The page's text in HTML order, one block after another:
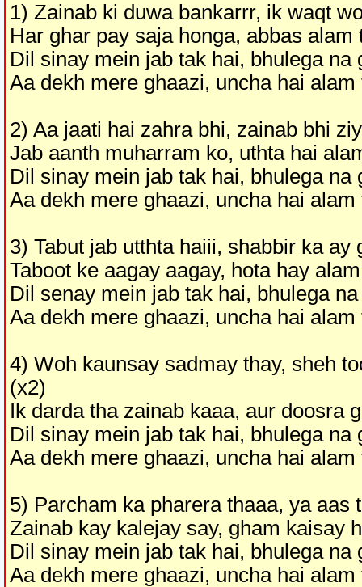
1) Zainab ki duwa bankarrr, ik waqt
Har ghar pay saja honga, abbas alam
Dil sinay mein jab tak hai, bhulega na
Aa dekh mere ghaazi, uncha hai
2) Aa jaati hai zahra bhi, zainab bhi
Jab aanth muharram ko, uthta hai
Dil sinay mein jab tak hai, bhulega na
Aa dekh mere ghaazi, uncha hai
3) Tabut jab utthta haiii, shabbir ka ay
Taboot ke aagay aagay, hota hay
Dil senay mein jab tak hai, bhulega
Aa dekh mere ghaazi, uncha hai
4) Woh kaunsay sadmay thay, sheh
(x2)
Ik darda tha zainab kaaa, aur doosra
Dil sinay mein jab tak hai, bhulega na
Aa dekh mere ghaazi, uncha hai
5) Parcham ka pharera thaaa, ya aas
Zainab kay kalejay say, gham kaisay
Dil sinay mein jab tak hai, bhulega na
Aa dekh mere ghaazi, uncha hai